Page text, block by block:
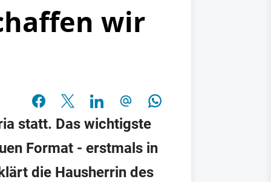
wir
statt. Das wichtigste
Format - erstmals in
die Hausherrin des